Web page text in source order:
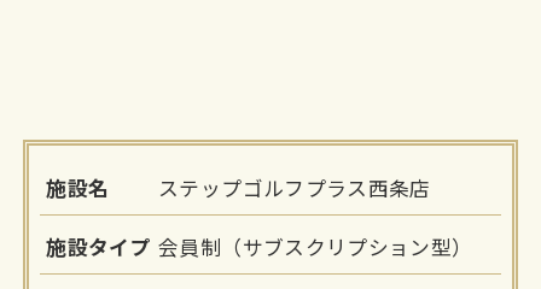
施設名 ステップゴルフプラス西条店
施設タイプ 会員制（サブスクリプション型）